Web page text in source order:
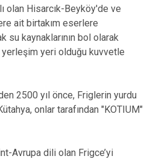
olan Hisarcık-Beyköy'de ve
ait birtakım eserlere
su kaynaklarının bol olarak
yeri olduğu kuvvetle
2500 yıl önce, Friglerin yurdu
onlar tarafından "KOTIUM"
Avrupa dili olan Frigce’yi